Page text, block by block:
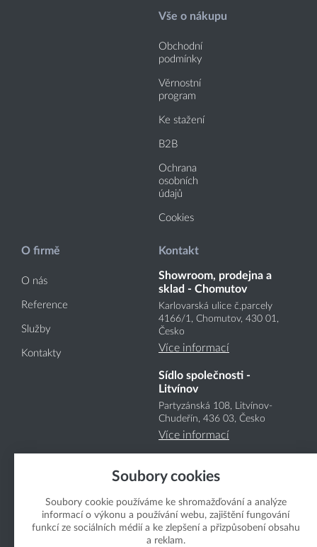
Vše o nákupu
Obchodní
podmínky
Věrnostní
program
Ke stažení
B2B
Ochrana
osobních
údajů
Cookies
O firmě
O nás
Reference
Služby
Kontakty
Kontakt
Showroom, prodejna a
sklad - Chomutov
Karlovarská ulice č.parcely
4166/1, Chomutov, 430 01,
Česko
Více informací
Sídlo společnosti -
Litvínov
Partyzánská 108, Litvínov-
Chudeřín, 436 03, Česko
Více informací
Copyright Boukal.CZ 2026
Soubory cookies
Soubory cookie používáme ke shromažďování a analýze
informací o výkonu a používání webu, zajištění fungování
funkcí ze sociálních médií a ke zlepšení a přizpůsobení obsahu
a reklam.